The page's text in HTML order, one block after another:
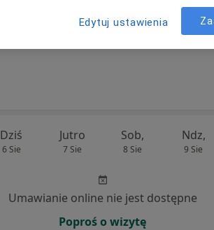
Dziś
6 Sie
Jutro
7 Sie
Sob,
8 Sie
Ndz,
9 Sie
Umawianie online nie jest dostępne
Poproś o wizytę
Edytuj ustawienia